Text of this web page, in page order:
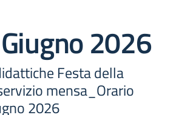
2026
Festa della
mensa_Orario
2026